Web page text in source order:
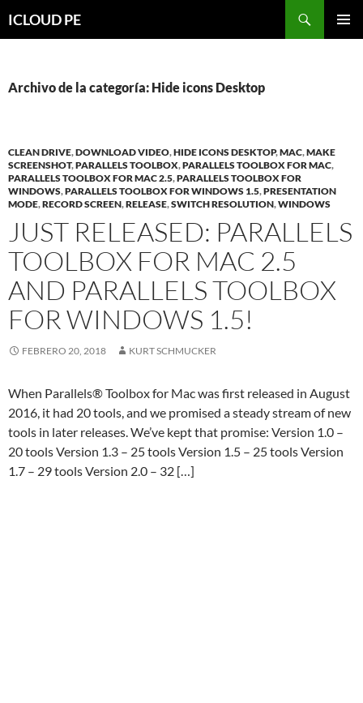
hacia
ICLOUD PE
Archivo de la categoría: Hide icons Desktop
CLEAN DRIVE,DOWNLOAD VIDEO,HIDE ICONS DESKTOP,MAC,MAKE
SCREENSHOT,PARALLELS TOOLBOX,PARALLELS TOOLBOX FOR MAC,
PARALLELS TOOLBOX FOR MAC 2.5,PARALLELS TOOLBOX FOR
WINDOWS,PARALLELS TOOLBOX FOR WINDOWS 1.5,PRESENTATION
MODE,RECORD SCREEN,RELEASE,SWITCH RESOLUTION,WINDOWS
JUST RELEASED: PARALLELS
TOOLBOX FOR MAC 2.5
AND PARALLELS TOOLBOX
FOR WINDOWS 1.5!
FEBRERO 20, 2018 KURT SCHMUCKER
When Parallels® Toolbox for Mac was first released in August
2016, it had 20 tools, and we promised a steady stream of new
tools in later releases. We’ve kept that promise: Version 1.0 –
20 tools Version 1.3 – 25 tools Version 1.5 – 25 tools Version
1.7 – 29 tools Version 2.0 – 32 […]